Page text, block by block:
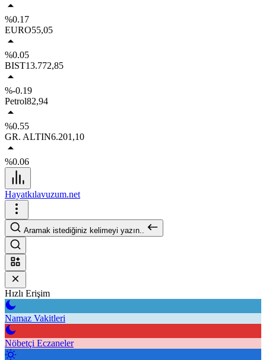
%0.17
EURO55,05
%0.05
BIST13.772,85
%-0.19
Petrol82,94
%0.55
GR. ALTIN6.201,10
%0.06
Hayatkılavuzum.net
Aramak istediğiniz kelimeyi yazın..
Hızlı Erişim
Namaz Vakitleri
Nöbetçi Eczaneler